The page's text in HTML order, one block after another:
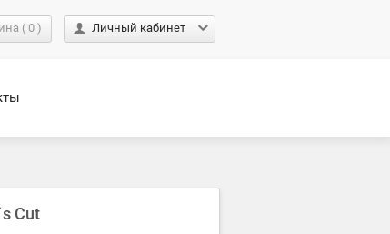
( 0 ) Личный кабинет
Cut